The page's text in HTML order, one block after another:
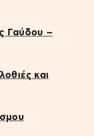
Γαύδου –
και